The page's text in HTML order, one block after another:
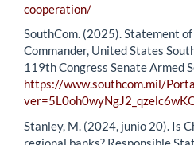
cooperation/
SouthCom. (2025). Statement
Commander, United States
119th Congress Senate Armed
https://www.southcom.mil/
Stanley, M. (2024, junio 20). Is